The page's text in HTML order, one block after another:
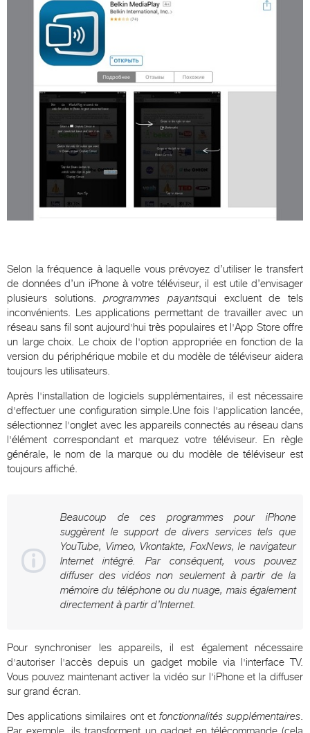
Selon la fréquence à laquelle vous prévoyez d’utiliser le transfert
de données d’un iPhone à votre téléviseur, il est utile d’envisager
plusieurs solutions.programmes payantsqui excluent de tels
inconvénients. Les applications permettant de travailler avec un
réseau sans fil sont aujourd'hui très populaires et l'App Store offre
un large choix. Le choix de l'option appropriée en fonction de la
version du périphérique mobile et du modèle de téléviseur aidera
toujours les utilisateurs.
Après l'installation de logiciels supplémentaires, il est nécessaire
d'effectuer une configuration simple.Une fois l'application lancée,
sélectionnez l'onglet avec les appareils connectés au réseau dans
l'élément correspondant et marquez votre téléviseur. En règle
générale, le nom de la marque ou du modèle de téléviseur est
toujours affiché.
Beaucoup de ces programmes pour iPhone
suggèrent le support de divers services tels que
YouTube, Vimeo, Vkontakte, FoxNews, le navigateur
Internet intégré. Par conséquent, vous pouvez
diffuser des vidéos non seulement à partir de la
mémoire du téléphone ou du nuage, mais également
directement à partir d’Internet.
Pour synchroniser les appareils, il est également nécessaire
d'autoriser l'accès depuis un gadget mobile via l'interface TV.
Vous pouvez maintenant activer la vidéo sur l'iPhone et la diffuser
sur grand écran.
Des applications similaires ont et fonctionnalités supplémentaires.